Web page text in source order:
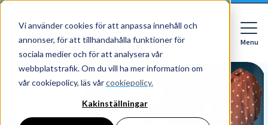
Vi använder cookies för att anpassa innehåll och
annonser, för att tillhandahålla funktioner för
sociala medier och för att analysera vår
webbplatstrafik. Om du vill ha mer information om
vår cookiepolicy, läs vårcookiepolicy.
Kakinställningar
Menu
Close
För vem